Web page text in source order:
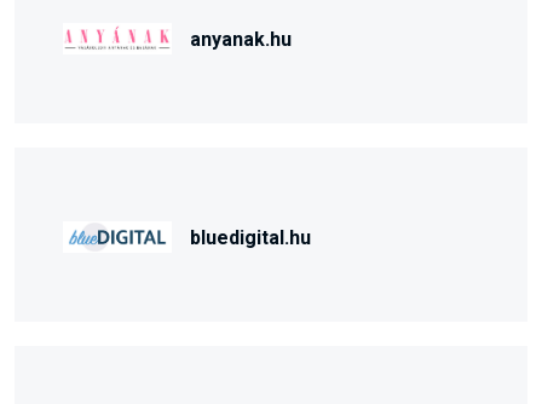
anyanak.hu
bluedigital.hu